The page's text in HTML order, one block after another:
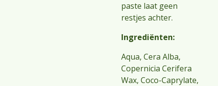
paste laat geen
restjes achter.
Ingrediënten:
Aqua, Cera Alba,
Copernicia Cerifera
Wax, Coco-Caprylate,